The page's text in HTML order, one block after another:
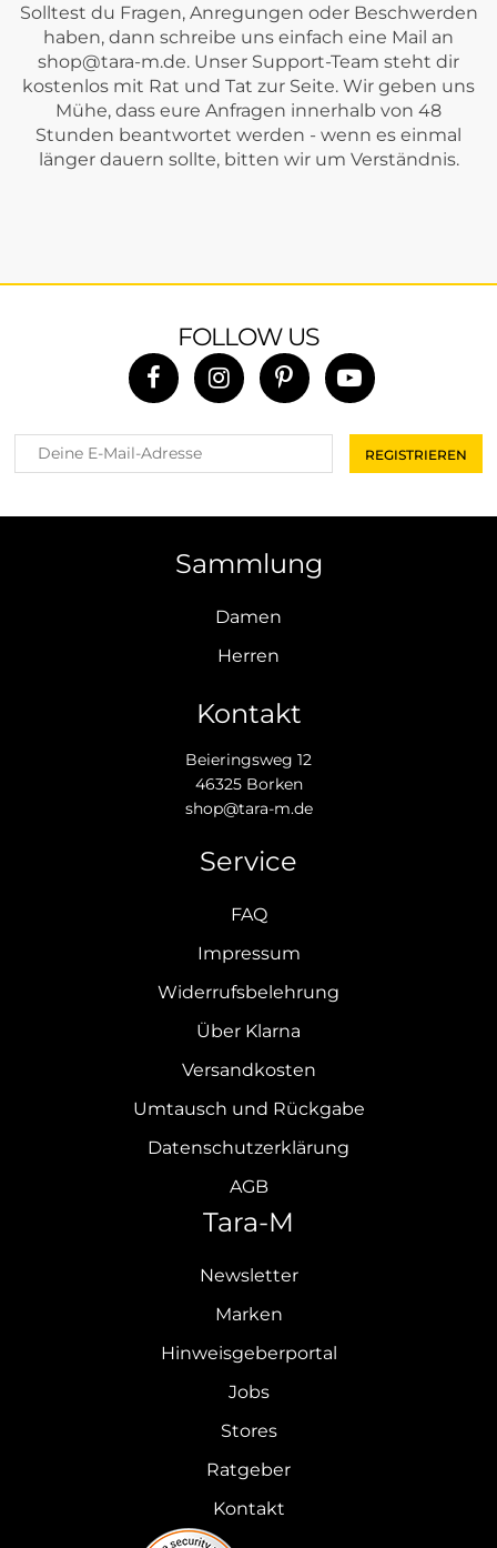
Solltest du Fragen, Anregungen oder Beschwerden
haben, dann schreibe uns einfach eine Mail an
shop@tara-m.de. Unser Support-Team steht dir
kostenlos mit Rat und Tat zur Seite. Wir geben uns
Mühe, dass eure Anfragen innerhalb von 48
Stunden beantwortet werden - wenn es einmal
länger dauern sollte, bitten wir um Verständnis.
FOLLOW US
Sammlung
Damen
Herren
Kontakt
Beieringsweg 12
46325 Borken
shop@tara-m.de
Service
FAQ
Impressum
Widerrufsbelehrung
Über Klarna
Versandkosten
Umtausch und Rückgabe
Datenschutzerklärung
AGB
Tara-M
Newsletter
Marken
Hinweisgeberportal
Jobs
Stores
Ratgeber
Kontakt